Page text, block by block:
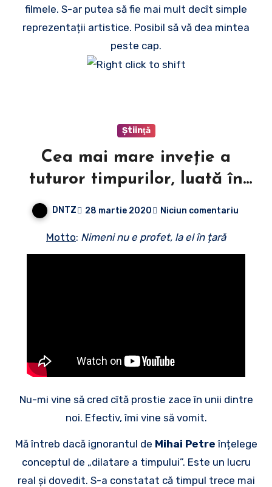
filmele. S-ar putea să fie mai mult decît simple
reprezentații artistice. Posibil să vă dea mintea
peste cap.
Ştiinţă
Cea mai mare inveție a
tuturor timpurilor, luată în
batjocură la „Românii au
DNTZ 28 martie 2020 Niciun comentariu
Motto: Nimeni nu e profet, la el în țară
Nu-mi vine să cred cîtă prostie zace în unii dintre
noi. Efectiv, îmi vine să vomit.
Mă întreb dacă ignorantul de Mihai Petre înțelege
conceptul de „dilatare a timpului”. Este un lucru
real și dovedit. S-a constatat că timpul trece mai